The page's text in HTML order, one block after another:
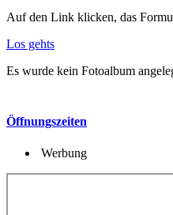
Auf den Link klicken, das
Los gehts
Es wurde kein Fotoalbum
Öffnungszeiten
Werbung